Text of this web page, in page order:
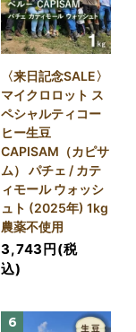
〈来日記念SALE〉
マイクロロット ス
ペシャルティコー
ヒー生豆
CAPISAM（カピサ
ム） パチェ / カテ
ィモール ウォッシ
ュト (2025年) 1kg
農薬不使用
3,743円(税
込)
6